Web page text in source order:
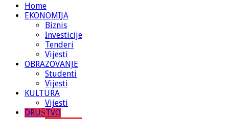
Home
EKONOMIJA
Biznis
Investicije
Tenderi
Vijesti
OBRAZOVANJE
Studenti
Vijesti
KULTURA
Vijesti
DRUŠTVO